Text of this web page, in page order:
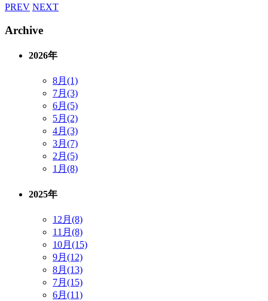
PREV NEXT
Archive
2026年
8月(1)
7月(3)
6月(5)
5月(2)
4月(3)
3月(7)
2月(5)
1月(8)
2025年
12月(8)
11月(8)
10月(15)
9月(12)
8月(13)
7月(15)
6月(11)